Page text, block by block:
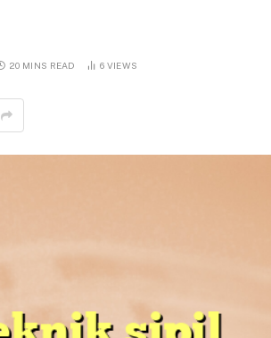
20 MINS READ 6 VIEWS